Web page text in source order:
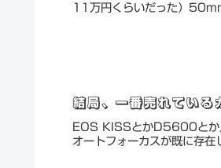
11万円くらいだった）
結局、一番売れている
EOS KISSとかD5600とか入
オートフォーカスが既に存在